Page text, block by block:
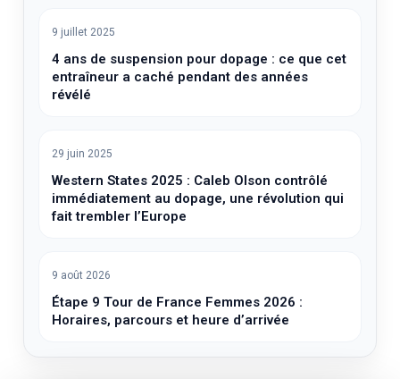
9 juillet 2025
4 ans de suspension pour dopage : ce que cet
entraîneur a caché pendant des années
révélé
29 juin 2025
Western States 2025 : Caleb Olson contrôlé
immédiatement au dopage, une révolution qui
fait trembler l’Europe
9 août 2026
Étape 9 Tour de France Femmes 2026 :
Horaires, parcours et heure d’arrivée